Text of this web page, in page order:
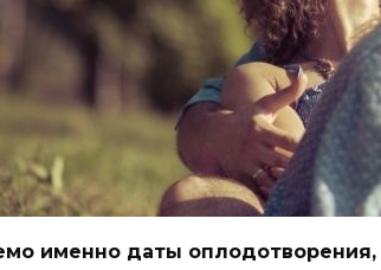
именно даты